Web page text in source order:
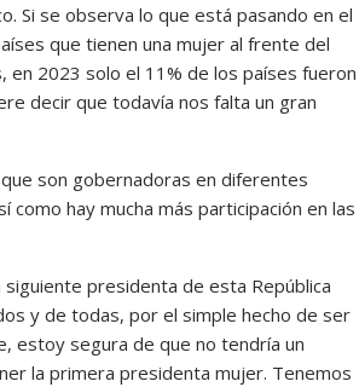
Si se observa lo que está pasando en el
que tienen una mujer al frente del
en 2023 solo el 11% de los países fueron
decir que todavía nos falta un gran
son gobernadoras en diferentes
como hay mucha más participación en las
presidenta de esta República
y de todas, por el simple hecho de ser
estoy segura de que no tendría un
la primera presidenta mujer. Tenemos